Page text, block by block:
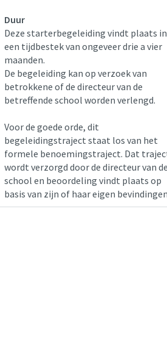
Duur
Deze starterbegeleiding vindt plaats in
een tijdbestek van ongeveer drie a vier
maanden.
De begeleiding kan op verzoek van
betrokkene of de directeur van de
betreffende school worden verlengd.
Voor de goede orde, dit
begeleidingstraject staat los van het
formele benoemingstraject. Dat
wordt verzorgd door de directeur van
school en beoordeling vindt plaats op
basis van zijn of haar eigen